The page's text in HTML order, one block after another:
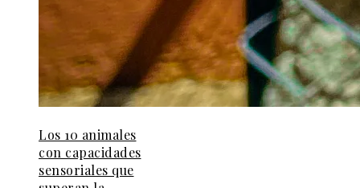
Los 10 animales
con capacidades
sensoriales que